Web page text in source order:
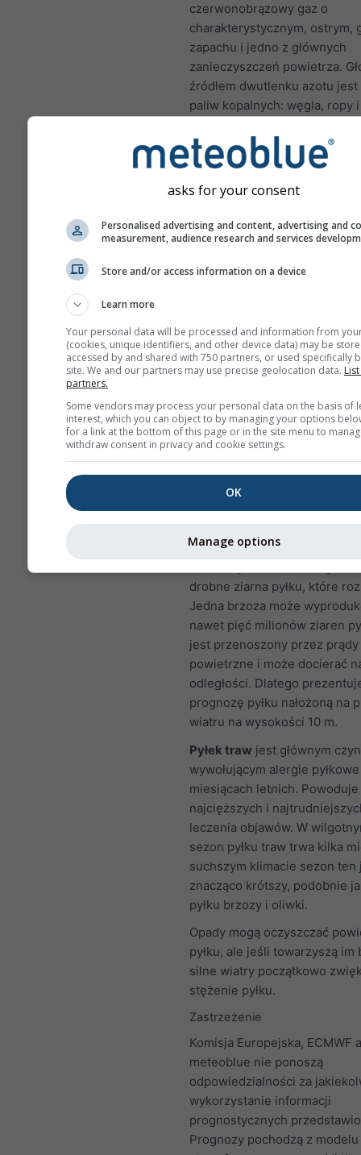
czerwonobrązowy gaz o
charakterystycznym, ostrym,
zapachu i jedno z głównych
zanieczyszczeń powietrza.
źródłem dwutlenku azotu
paliw kopalnych: węgla, ropy
spalin pojazdów silnikowych.
azotu jest ważnym
powietrza, ponieważ
tworzenia ozonu, który może
znaczący wpływ na zdrowie
NO₂ powoduje zapalenie
płuc i może zmniejszać
świszczący oddech,
przeziębienia, grypa i
oskrzeli
W Europie meteogram
powietrza ma czwarty panel,
pokazuje prognozę pylenia
najczęstszych alergenów
się w powietrzu w okresie
geograficznych także później
drobne ziarna pyłku, które
Jedna brzoza może
nawet pięć milionów ziaren
jest przenoszony przez prądy
powietrzne i może docierać
odległości. Dlatego
prognozę pyłku nałożoną na
wiatru na wysokości 10 m.
Pyłek traw jest głównym
wywołującym alergie
miesiącach letnich.
najcięższych i
leczenia objawów. W
sezon pyłku traw trwa kilka
suchszym klimacie sezon ten
znacząco krótszy, podobnie
pyłku brzozy i oliwki.
Opady mogą oczyszczać
pyłku, ale jeśli towarzyszą im
silne wiatry początkowo
stężenie pyłku.
Zastrzeżenie
Komisja Europejska, ECMWF
meteoblue nie ponoszą
odpowiedzialności za
wykorzystanie informacji
prognostycznych
Prognozy pochodzą z modelu
asks for your consent
Personalised advertising and content, advertising and
measurement, audience research and services
Store and/or access information on a device
Learn more
Your personal data will be processed and information from
(cookies, unique identifiers, and other device data) may be
accessed by and shared with 750 partners, or used specifically
site. We and our partners may use precise geolocation data.
partners.
Some vendors may process your personal data on the basis of
interest, which you can object to by managing your options
for a link at the bottom of this page or in the site menu to
withdraw consent in privacy and cookie settings.
OK
Manage options